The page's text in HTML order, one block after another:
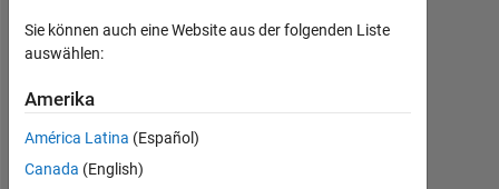
nested in
Usman
Saleem
Sie können auch eine Website aus der folgenden Liste
auswählen:
Amerika
América Latina (Español)
Canada (English)